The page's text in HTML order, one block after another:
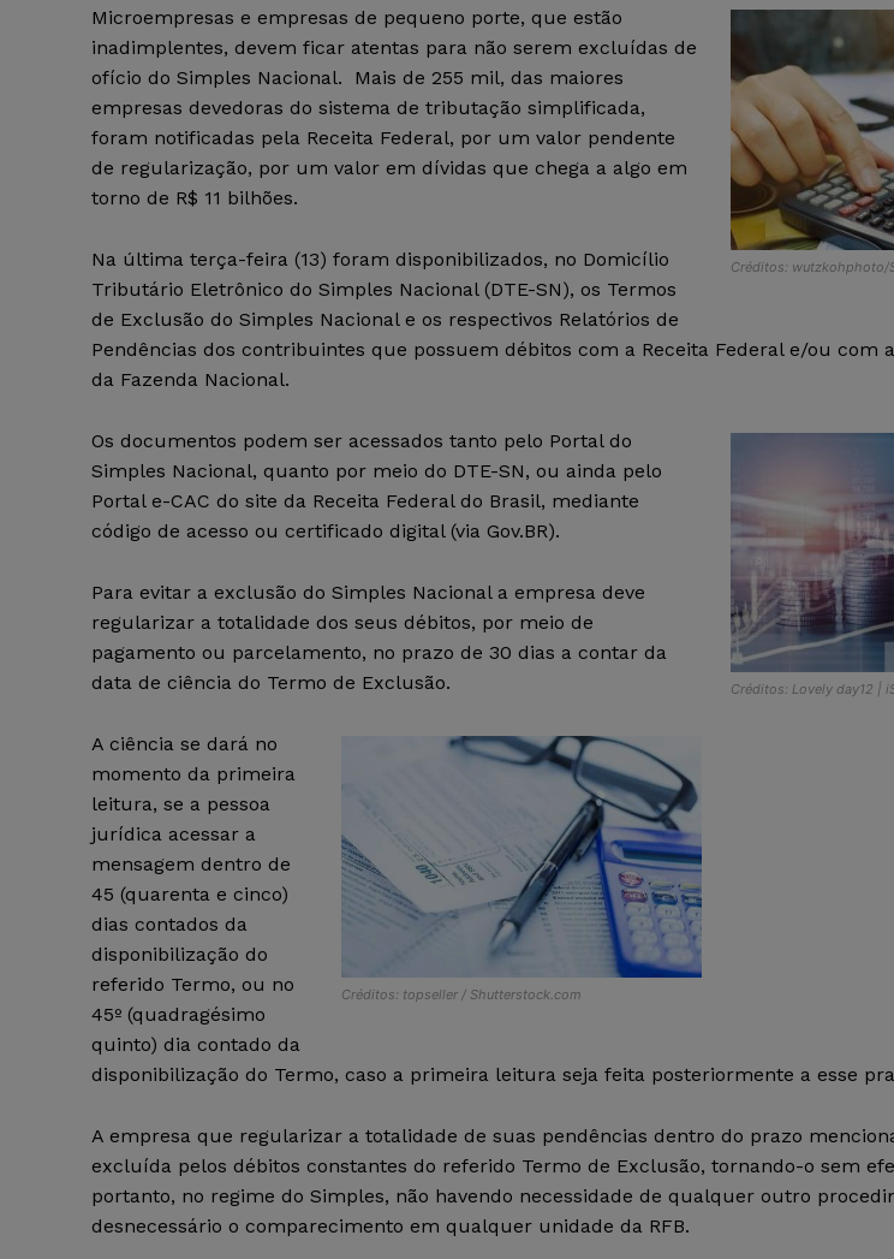
Créditos: wutzkohphoto/
Microempresas e empresas de pequeno porte, que estão
inadimplentes, devem ficar atentas para não serem excluídas de
ofício do Simples Nacional. Mais de 255 mil, das maiores
empresas devedoras do sistema de tributação simplificada,
foram notificadas pela Receita Federal, por um valor pendente
de regularização, por um valor em dívidas que chega a algo em
torno de R$ 11 bilhões.
Na última terça-feira (13) foram disponibilizados, no Domicílio
Tributário Eletrônico do Simples Nacional (DTE-SN), os Termos
de Exclusão do Simples Nacional e os respectivos Relatórios de
Pendências dos contribuintes que possuem débitos com a Receita Federal e/ou com
da Fazenda Nacional.
Créditos: Lovely day12 |
Os documentos podem ser acessados tanto pelo Portal do
Simples Nacional, quanto por meio do DTE-SN, ou ainda pelo
Portal e-CAC do site da Receita Federal do Brasil, mediante
código de acesso ou certificado digital (via Gov.BR).
Para evitar a exclusão do Simples Nacional a empresa deve
regularizar a totalidade dos seus débitos, por meio de
pagamento ou parcelamento, no prazo de 30 dias a contar da
data de ciência do Termo de Exclusão.
Créditos: topseller / Shutterstock.com
A ciência se dará no
momento da primeira
leitura, se a pessoa
jurídica acessar a
mensagem dentro de
45 (quarenta e cinco)
dias contados da
disponibilização do
referido Termo, ou no
45º (quadragésimo
quinto) dia contado da
disponibilização do Termo, caso a primeira leitura seja feita posteriormente a esse
A empresa que regularizar a totalidade de suas pendências dentro do prazo
excluída pelos débitos constantes do referido Termo de Exclusão, tornando-o sem
portanto, no regime do Simples, não havendo necessidade de qualquer outro
desnecessário o comparecimento em qualquer unidade da RFB.